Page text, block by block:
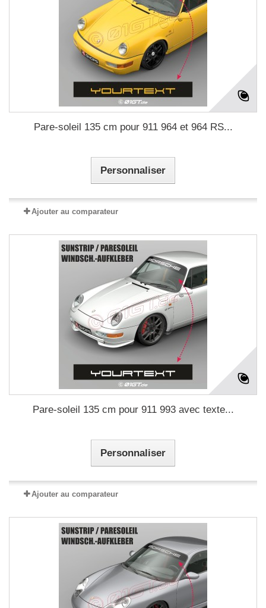
Pare-soleil 135 cm pour 911 964 et 964 RS...
Personnaliser
Ajouter au comparateur
Pare-soleil 135 cm pour 911 993 avec texte...
Personnaliser
Ajouter au comparateur